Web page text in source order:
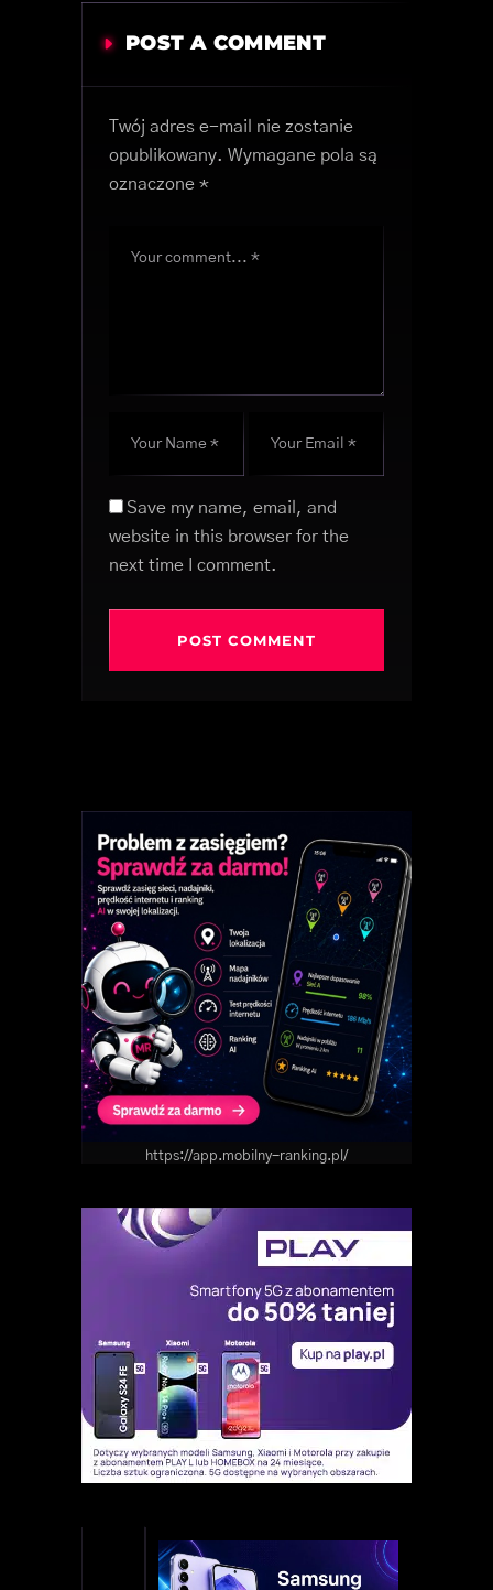
POST A COMMENT
Twój adres e-mail nie zostanie
opublikowany. Wymagane pola są
oznaczone *
Save my name, email, and
website in this browser for the
next time I comment.
https://app.mobilny-ranking.pl/